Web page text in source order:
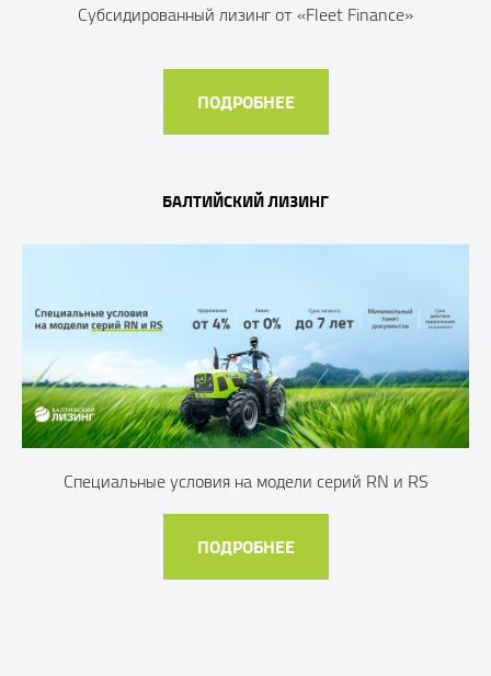
Субсидированный лизинг от «Fleet Finance»
ПОДРОБНЕЕ
БАЛТИЙСКИЙ ЛИЗИНГ
Специальные условия на модели серий RN и RS
ПОДРОБНЕЕ